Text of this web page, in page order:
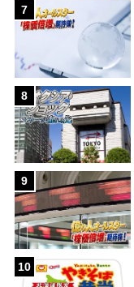
7
8
9
10